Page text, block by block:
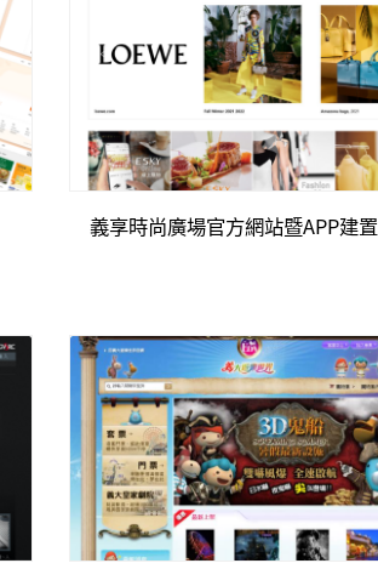
義享時尚廣場官方網站暨APP建置